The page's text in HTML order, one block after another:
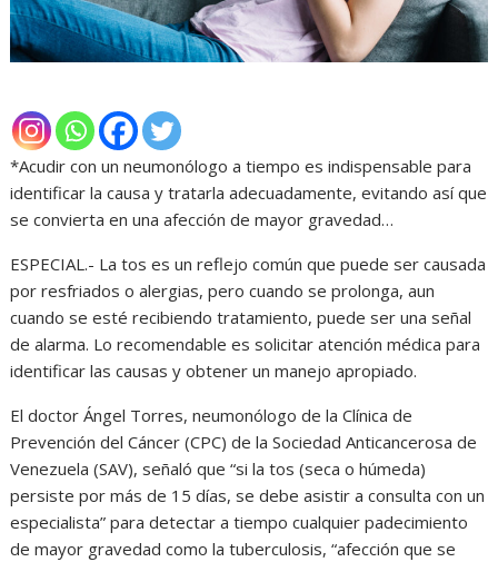
*Acudir con un neumonólogo a tiempo es indispensable para
identificar la causa y tratarla adecuadamente, evitando así que
se convierta en una afección de mayor gravedad…
ESPECIAL.- La tos es un reflejo común que puede ser causada
por resfriados o alergias, pero cuando se prolonga, aun
cuando se esté recibiendo tratamiento, puede ser una señal
de alarma. Lo recomendable es solicitar atención médica para
identificar las causas y obtener un manejo apropiado.
El doctor Ángel Torres, neumonólogo de la Clínica de
Prevención del Cáncer (CPC) de la Sociedad Anticancerosa de
Venezuela (SAV), señaló que “si la tos (seca o húmeda)
persiste por más de 15 días, se debe asistir a consulta con un
especialista” para detectar a tiempo cualquier padecimiento
de mayor gravedad como la tuberculosis, “afección que se